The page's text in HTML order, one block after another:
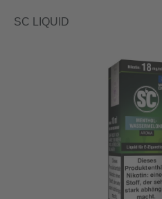
SC LIQUID
Bildergalerie überspringen